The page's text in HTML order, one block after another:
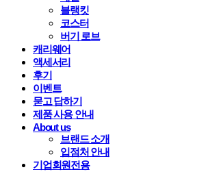
블랭킷
코스터
버기 로브
캐리웨어
액세서리
후기
이벤트
묻고 답하기
제품 사용 안내
About us
브랜드 소개
입점처 안내
기업회원전용